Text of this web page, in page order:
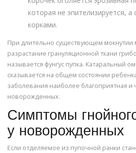
которая не эпителизируется, а
корками.
При длительно существующем мокнутии
разрастание грануляционной ткани
называется фунгус пупка. Катаральный
сказывается на общем состоянии
заболевания наиболее благоприятная и
новорожденных.
Симптомы
у новорожденных
Если отделяемое из пупочной ранки